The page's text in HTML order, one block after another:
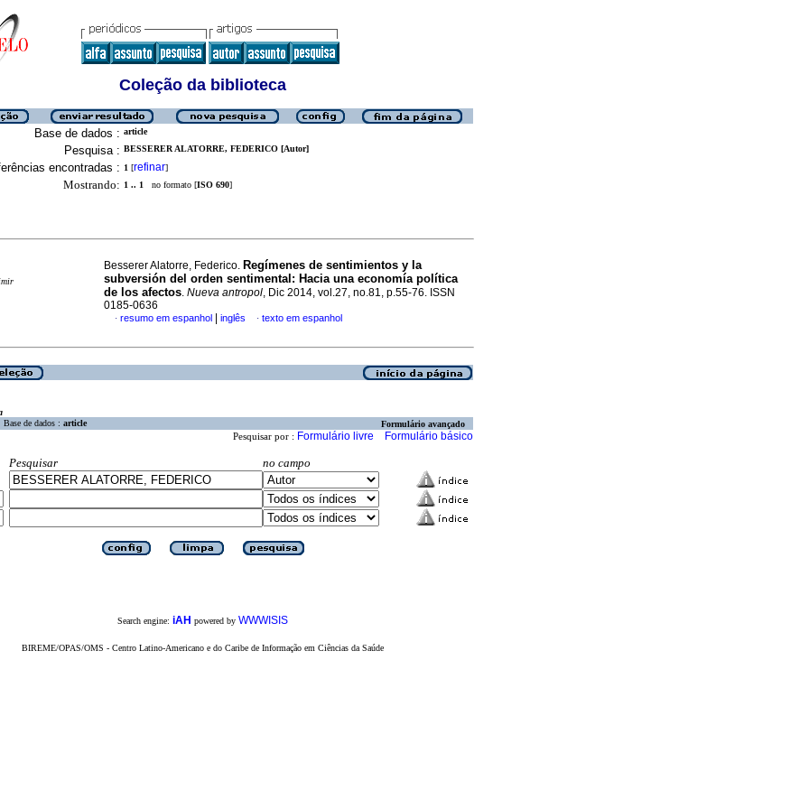
Coleção da biblioteca
Base de dados : article
Pesquisa : BESSERER ALATORRE, FEDERICO [Autor]
encontradas : 1 [refinar]
Mostrando: 1 .. 1 no formato [ISO 690]
Besserer Alatorre, Federico. Regímenes de sentimientos y la
subversión del orden sentimental : Hacia una economía política
de los afectos. Nueva antropol, Dic 2014, vol.27, no.81, p.55-76. ISSN
0185-0636
· resumo em espanhol inglês · texto em espanhol
Base de dados : article Formulário avançado
Pesquisar por : Formulário livre Formulário básico
Pesquisar
no campo
Search engine: iAH powered by WWWISIS
BIREME/OPAS/OMS - Centro Latino-Americano e do Caribe de Informação em Ciências da Saúde